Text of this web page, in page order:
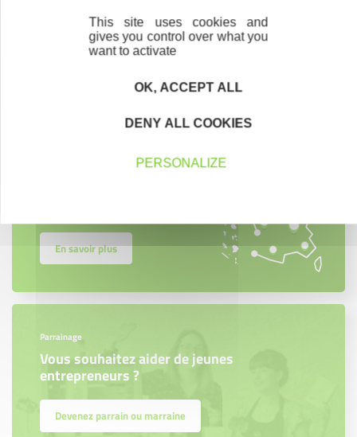
Contactez-nous !
Trouvez à qui vous adresser
En savoir plus
Parrainage
Vous souhaitez aider de jeunes
entrepreneurs ?
Devenez parrain ou marraine
This site uses cookies and
gives you control over what you
want to activate
OK, ACCEPT ALL
DENY ALL COOKIES
PERSONALIZE